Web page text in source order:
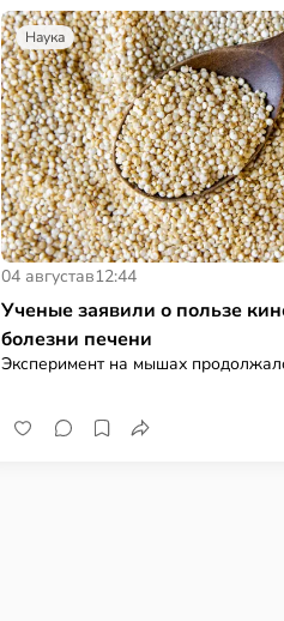
Наука
04 августав12:44
Ученые заявили о пользе
болезни печени
Эксперимент на мышах